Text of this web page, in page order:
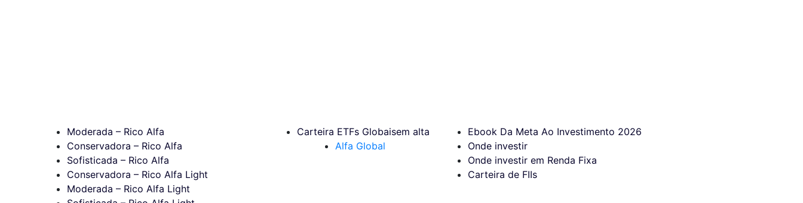
Moderada – Rico Alfa
Conservadora – Rico Alfa
Sofisticada – Rico Alfa
Conservadora – Rico Alfa Light
Moderada – Rico Alfa Light
Carteira ETFs Globaisem alta
Alfa Global
Ebook Da Meta Ao Investimento 2026
Onde investir
Onde investir em Renda Fixa
Carteira de FIIs